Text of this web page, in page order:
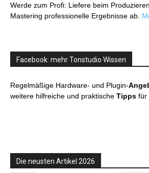
Werde zum Profi: Liefere beim
Mastering professionelle Ergebnisse ab.
Facebook: mehr Tonstudio Wissen
Regelmäßige Hardware- und Plugin-
weitere hilfreiche und praktische Tipps für
Die neusten Artikel 2026